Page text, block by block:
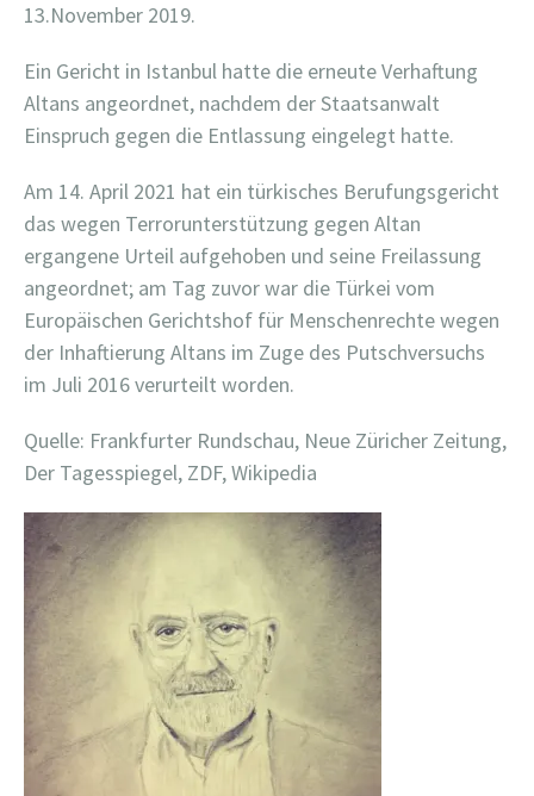
13.November 2019.
Ein Gericht in Istanbul hatte die erneute Verhaftung
Altans angeordnet, nachdem der Staatsanwalt
Einspruch gegen die Entlassung eingelegt hatte.
Am 14. April 2021 hat ein türkisches Berufungsgericht
das wegen Terrorunterstützung gegen Altan
ergangene Urteil aufgehoben und seine Freilassung
angeordnet; am Tag zuvor war die Türkei vom
Europäischen Gerichtshof für Menschenrechte wegen
der Inhaftierung Altans im Zuge des Putschversuchs
im Juli 2016 verurteilt worden.
Quelle: Frankfurter Rundschau, Neue Züricher Zeitung,
Der Tagesspiegel, ZDF, Wikipedia